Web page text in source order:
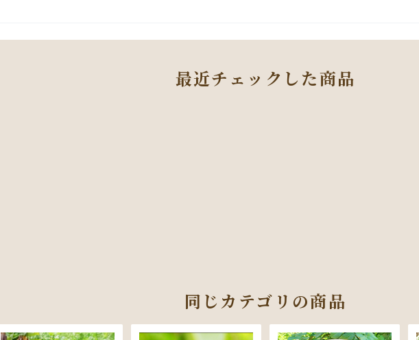
最近チェックした商品
同じカテゴリの商品